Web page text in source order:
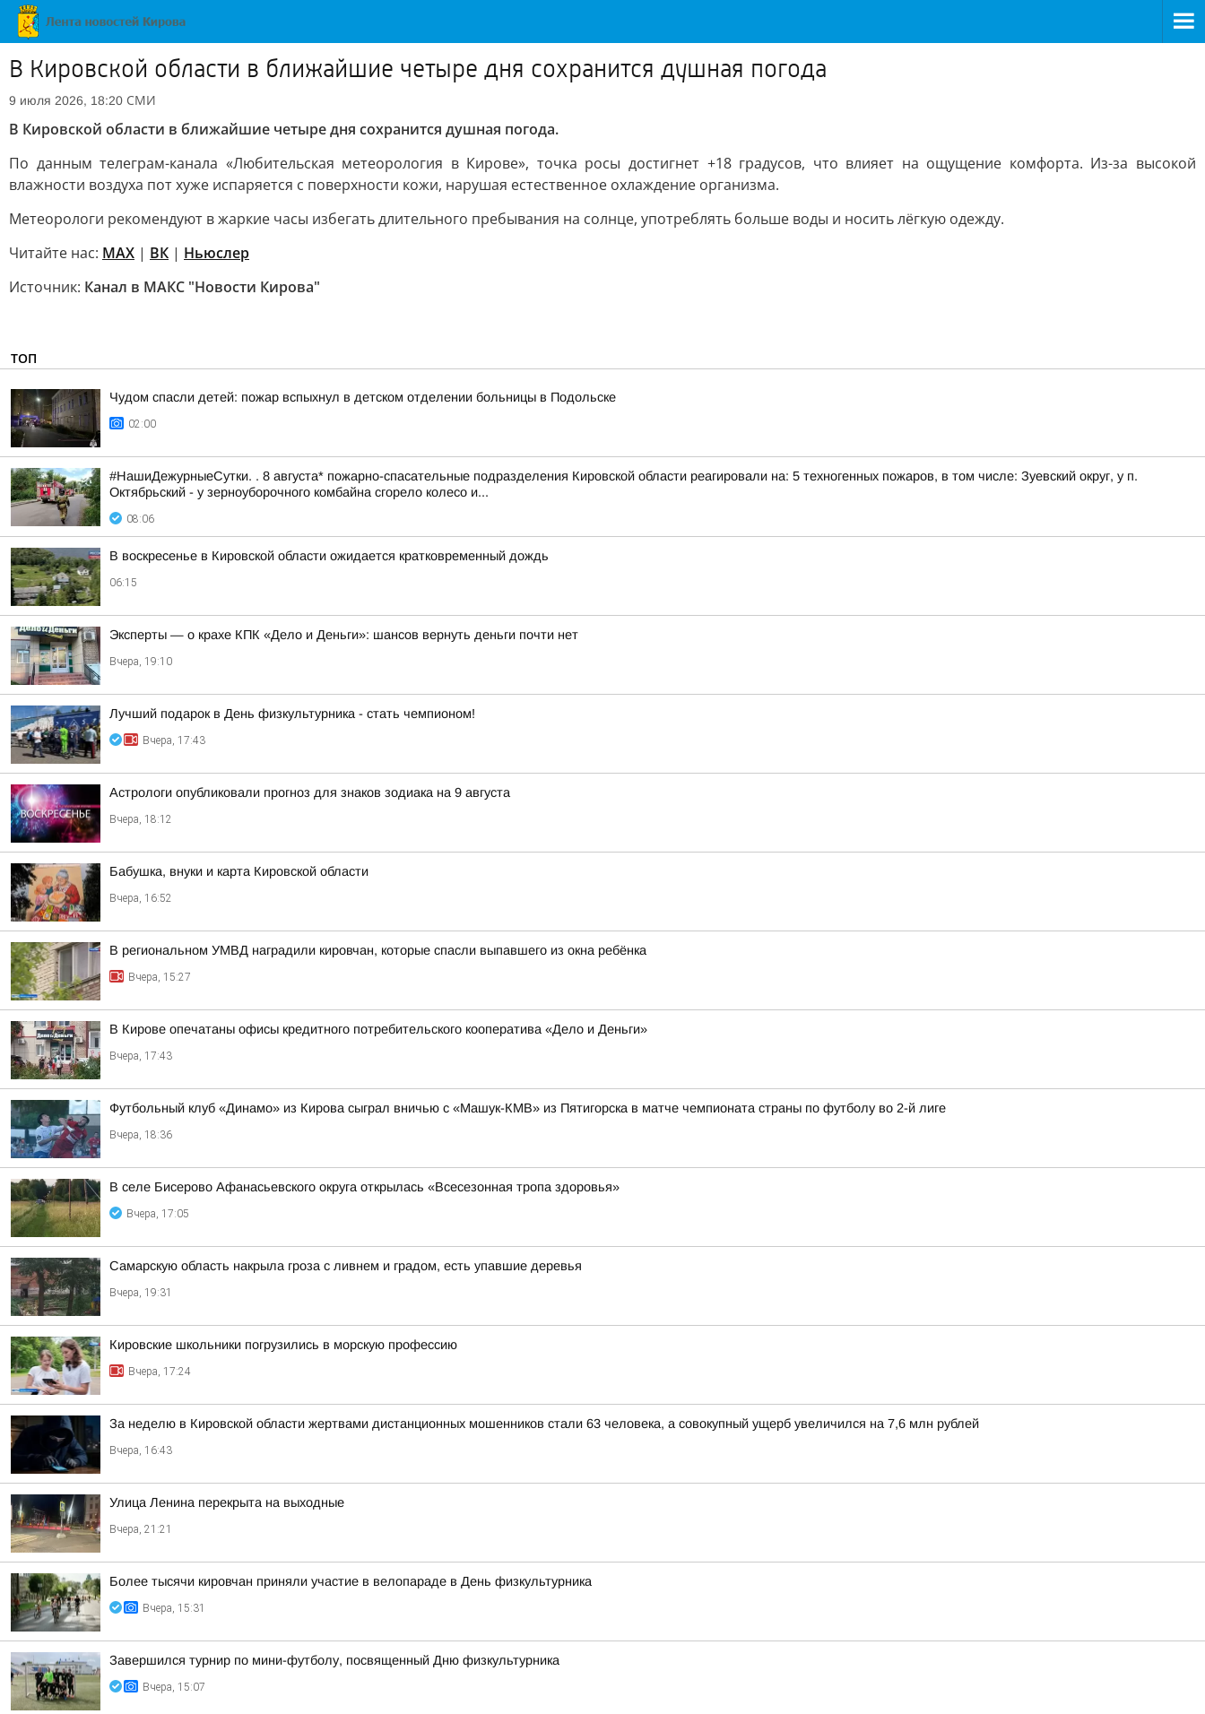
В Кировской области в ближайшие четыре дня сохранится душная погода
9 июля 2026, 18:20 СМИ
В Кировской области в ближайшие четыре дня сохранится душная погода.
По данным телеграм-канала «Любительская метеорология в Кирове», точка росы достигнет +18 градусов, что влияет на ощущение комфорта. Из-за высокой
влажности воздуха пот хуже испаряется с поверхности кожи, нарушая естественное охлаждение организма.
Метеорологи рекомендуют в жаркие часы избегать длительного пребывания на солнце, употреблять больше воды и носить лёгкую одежду.
Читайте нас: MAX | ВК | Ньюслер
Источник: Канал в МАКС "Новости Кирова"
ТОП
Чудом спасли детей: пожар вспыхнул в детском отделении больницы в Подольске
02:00
#НашиДежурныеСутки. . 8 августа* пожарно-спасательные подразделения Кировской области реагировали на: 5 техногенных пожаров, в том числе: Зуевский округ, у п.
Октябрьский - у зерноуборочного комбайна сгорело колесо и...
08:06
В воскресенье в Кировской области ожидается кратковременный дождь
06:15
Эксперты — о крахе КПК «Дело и Деньги»: шансов вернуть деньги почти нет
Вчера, 19:10
Лучший подарок в День физкультурника - стать чемпионом!
Вчера, 17:43
Астрологи опубликовали прогноз для знаков зодиака на 9 августа
Вчера, 18:12
Бабушка, внуки и карта Кировской области
Вчера, 16:52
В региональном УМВД наградили кировчан, которые спасли выпавшего из окна ребёнка
Вчера, 15:27
В Кирове опечатаны офисы кредитного потребительского кооператива «Дело и Деньги»
Вчера, 17:43
Футбольный клуб «Динамо» из Кирова сыграл вничью с «Машук-КМВ» из Пятигорска в матче чемпионата страны по футболу во 2-й лиге
Вчера, 18:36
В селе Бисерово Афанасьевского округа открылась «Всесезонная тропа здоровья»
Вчера, 17:05
Самарскую область накрыла гроза с ливнем и градом, есть упавшие деревья
Вчера, 19:31
Кировские школьники погрузились в морскую профессию
Вчера, 17:24
За неделю в Кировской области жертвами дистанционных мошенников стали 63 человека, а совокупный ущерб увеличился на 7,6 млн рублей
Вчера, 16:43
Улица Ленина перекрыта на выходные
Вчера, 21:21
Более тысячи кировчан приняли участие в велопараде в День физкультурника
Вчера, 15:31
Завершился турнир по мини-футболу, посвященный Дню физкультурника
Вчера, 15:07